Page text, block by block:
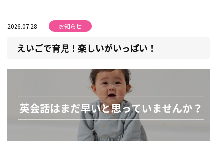
2026.07.28 お知らせ
えいごで育児！楽しいがいっぱい！